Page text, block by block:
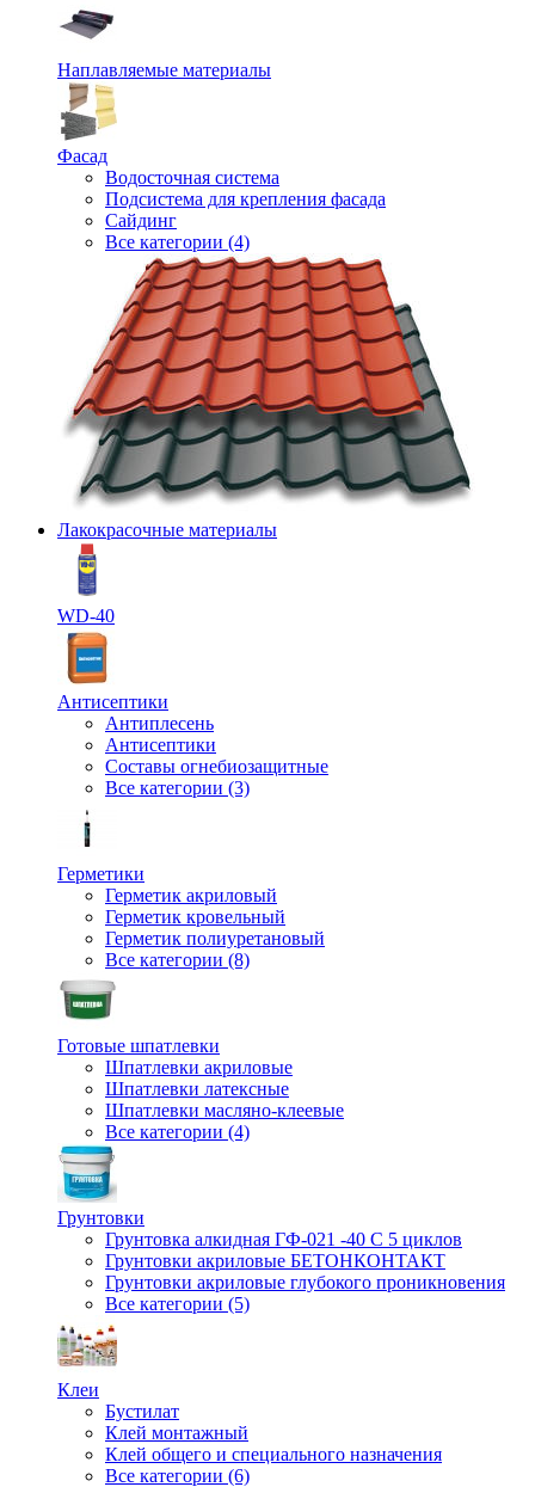
Наплавляемые материалы
Фасад
Водосточная система
Подсистема для крепления фасада
Сайдинг
Все категории (4)
Лакокрасочные материалы
WD-40
Антисептики
Антиплесень
Антисептики
Составы огнебиозащитные
Все категории (3)
Герметики
Герметик акриловый
Герметик кровельный
Герметик полиуретановый
Все категории (8)
Готовые шпатлевки
Шпатлевки акриловые
Шпатлевки латексные
Шпатлевки масляно-клеевые
Все категории (4)
Грунтовки
Грунтовка алкидная ГФ-021 -40 С 5 циклов
Грунтовки акриловые БЕТОНКОНТАКТ
Грунтовки акриловые глубокого проникновения
Все категории (5)
Клеи
Бустилат
Клей монтажный
Клей общего и специального назначения
Все категории (6)